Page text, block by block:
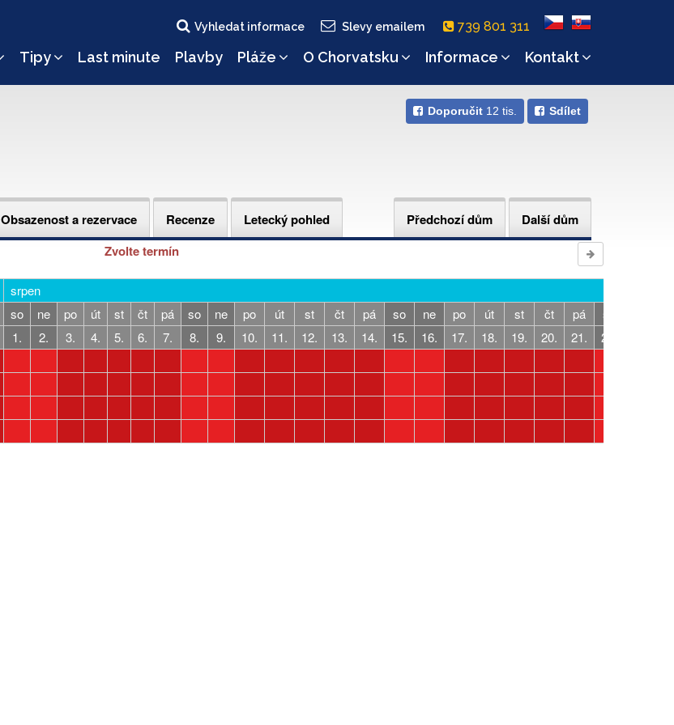
Vyhledat informace Slevy emailem 739 801 311
Tipy Last minute Plavby Pláže O Chorvatsku Informace Kontakt
Doporučit 12 tis. Sdílet
Předchozí dům Další dům
Obsazenost a rezervace Recenze
Letecký pohled
Zvolte termín
srpen
so ne po út st čt pá so ne po út st čt pá so ne po út st čt pá so
1. 2. 3. 4. 5. 6. 7. 8. 9. 10. 11. 12. 13. 14. 15. 16. 17. 18. 19. 20. 21. 22.